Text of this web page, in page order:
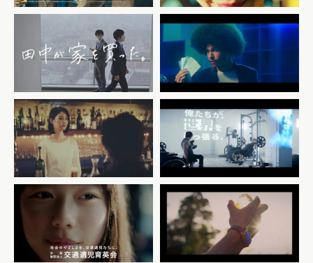
アイディホーム
田中が家を買った。
「謎」篇
Wantedly
Wantedly People
「はまるリズム」篇
JACCS
「2042年のクリスマス」
The Change Maker
交通遺児育英会
「満点の答案用紙」篇
VELDT LUXTURE